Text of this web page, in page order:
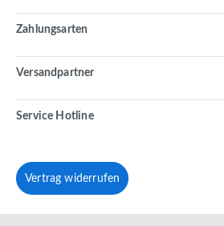
Zahlungsarten
Versandpartner
Service Hotline
Vertrag widerrufen